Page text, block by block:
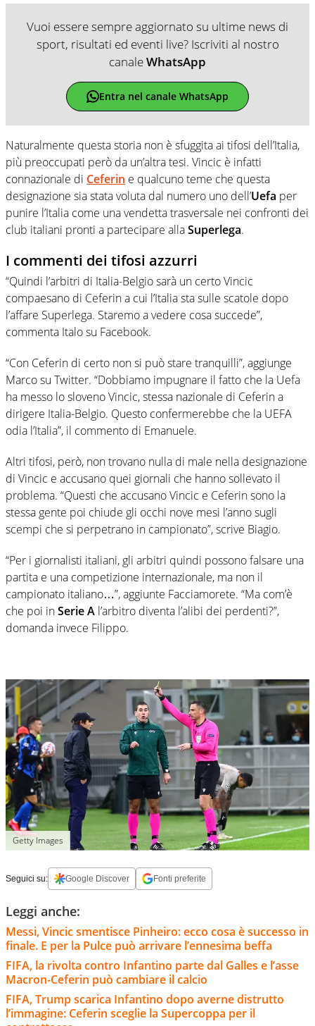
Vuoi essere sempre aggiornato su ultime news di
sport, risultati ed eventi live? Iscriviti al nostro
canaleWhatsApp
Entra nel canale WhatsApp
Naturalmente questa storia non è sfuggita ai tifosi dell’Italia,
più preoccupati però da un’altra tesi. Vincic è infatti
connazionale di Ceferin e qualcuno teme che questa
designazione sia stata voluta dal numero uno dell’Uefa per
punire l’Italia come una vendetta trasversale nei confronti dei
club italiani pronti a partecipare allaSuperlega.
I commenti dei tifosi azzurri
“Quindi l’arbitri di Italia-Belgio sarà un certo Vincic
compaesano di Ceferin a cui l’Italia sta sulle scatole dopo
l’affare Superlega. Staremo a vedere cosa succede”,
commenta Italo su Facebook.
“Con Ceferin di certo non si può stare tranquilli”, aggiunge
Marco su Twitter. “Dobbiamo impugnare il fatto che la Uefa
ha messo lo sloveno Vincic, stessa nazionale di Ceferin a
dirigere Italia-Belgio. Questo confermerebbe che la UEFA
odia l’Italia”, il commento di Emanuele.
Altri tifosi, però, non trovano nulla di male nella designazione
di Vincic e accusano quei giornali che hanno sollevato il
problema. “Questi che accusano Vincic e Ceferin sono la
stessa gente poi chiude gli occhi nove mesi l’anno sugli
scempi che si perpetrano in campionato”, scrive Biagio.
“Per i giornalisti italiani, gli arbitri quindi possono falsare una
partita e una competizione internazionale, ma non il
campionato italiano…”, aggiunte Facciamorete. “Ma com’è
che poi inSerie A l’arbitro diventa l’alibi dei perdenti?”,
domanda invece Filippo.
Getty Images
Seguici su: Google Discover Fonti preferite
Leggi anche:
Messi, Vincic smentisce Pinheiro: ecco cosa è successo in
finale. E per la Pulce può arrivare l’ennesima beffa
FIFA, la rivolta contro Infantino parte dal Galles e l’asse
Macron-Ceferin può cambiare il calcio
FIFA, Trump scarica Infantino dopo averne distrutto
l’immagine: Ceferin sceglie la Supercoppa per il